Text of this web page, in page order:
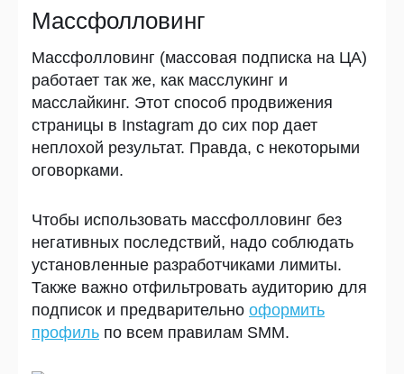
Массфолловинг
Массфолловинг (массовая подписка на ЦА)
работает так же, как масслукинг и
масслайкинг. Этот способ продвижения
страницы в Instagram до сих пор дает
неплохой результат. Правда, с некоторыми
оговорками.
Чтобы использовать массфолловинг без
негативных последствий, надо соблюдать
установленные разработчиками лимиты.
Также важно отфильтровать аудиторию для
подписок и предварительно оформить
профиль по всем правилам SMM.